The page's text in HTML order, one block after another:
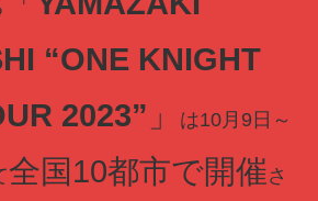
“ONE KNIGHT
2023” 」 は10月9日～
全国10都市で開催さ